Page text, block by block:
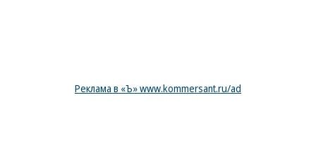
Реклама в «Ъ» www.kommersant.ru/ad